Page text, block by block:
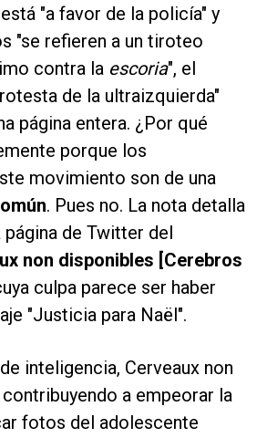
"a favor de la policía" y
"se refieren a un tiroteo
contra la escoria", el
de la ultraizquierda"
página entera. ¿Por qué
porque los
movimiento son de una
. Pues no. La nota detalla
de Twitter del
non disponibles [Cerebros
culpa parece ser haber
"Justicia para Naël".
inteligencia, Cerveaux non
a empeorar la
fotos del adolescente